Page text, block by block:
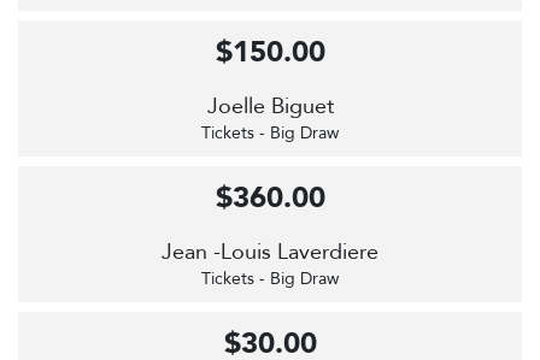
Joelle Biguet
Tickets - Big Draw
$150.00
Jean -Louis Laverdiere
Tickets - Big Draw
$360.00
$30.00